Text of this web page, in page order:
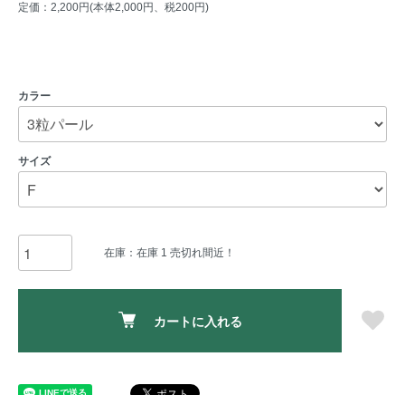
定価：2,200円(本体2,000円、税200円)
カラー
サイズ
在庫：在庫 1 売切れ間近！
カートに入れる